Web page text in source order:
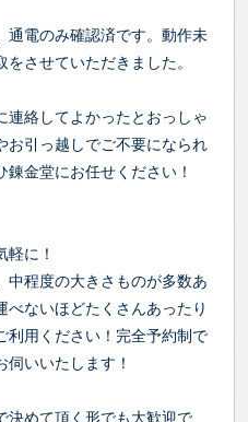
通電のみ確認済です。動作未
させていただきました。
連絡してよかったとおっしゃ
お引っ越しでご不要になられ
金堂にお任せください！
に！
中程度の大きさものが多数あ
べないほどたくさんあったり
利用ください！完全予約制で
いいたします！
決めて頂く形でも大歓迎で